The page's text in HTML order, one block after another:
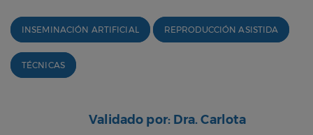
INSEMINACIÓN ARTIFICIAL REPRODUCCIÓN ASISTIDA
TÉCNICAS
Validado por: Dra. Carlota